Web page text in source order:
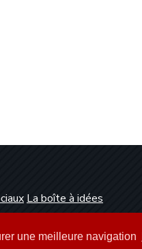
une meilleure navigation
La boîte à idées